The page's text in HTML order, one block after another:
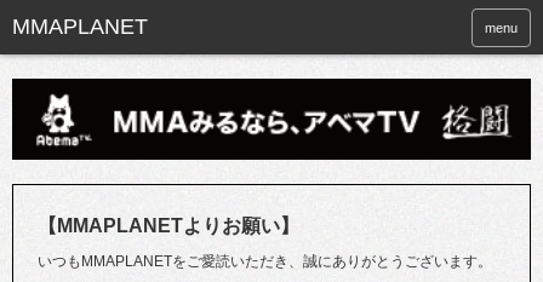
menu
【MMAPLANETよりお願い】
いつもMMAPLANETをご愛読いただき、誠にありがとうございます。